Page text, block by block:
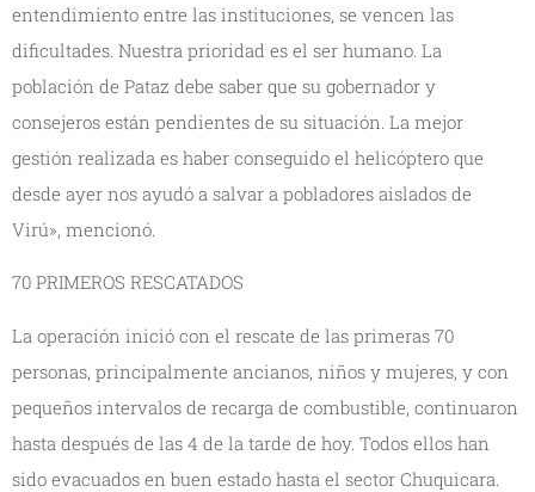
entendimiento entre las instituciones, se vencen las
dificultades. Nuestra prioridad es el ser humano. La
población de Pataz debe saber que su gobernador y
consejeros están pendientes de su situación. La mejor
gestión realizada es haber conseguido el helicóptero que
desde ayer nos ayudó a salvar a pobladores aislados de
Virú», mencionó.
70 PRIMEROS RESCATADOS
La operación inició con el rescate de las primeras 70
personas, principalmente ancianos, niños y mujeres, y con
pequeños intervalos de recarga de combustible, continuaron
hasta después de las 4 de la tarde de hoy. Todos ellos han
sido evacuados en buen estado hasta el sector Chuquicara.